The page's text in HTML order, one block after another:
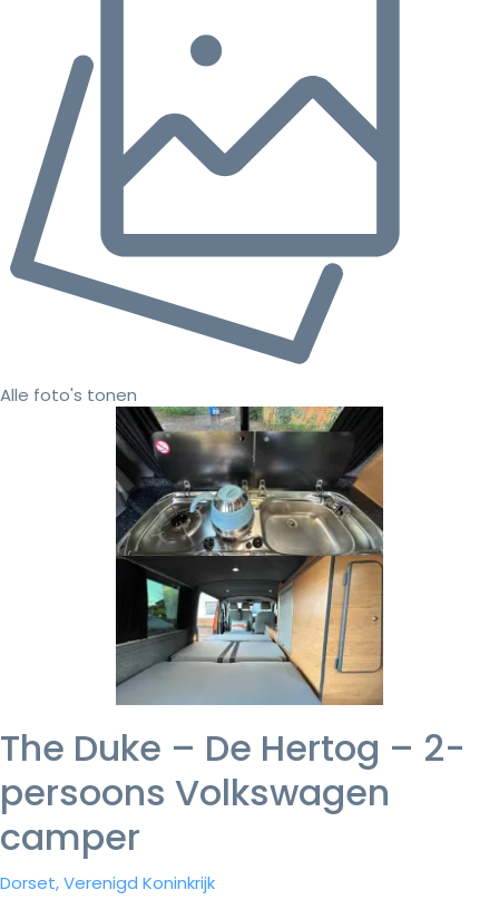
Alle foto's tonen
The Duke – De Hertog – 2-
persoons Volkswagen
camper
Dorset, Verenigd Koninkrijk